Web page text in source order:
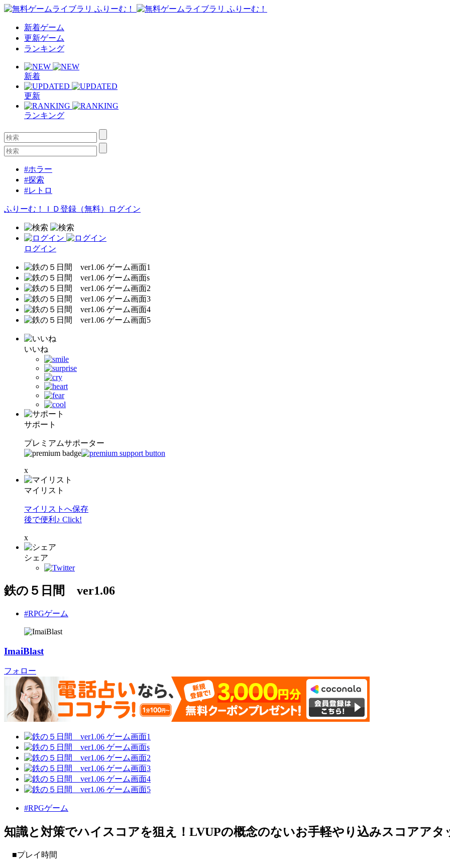
新着ゲーム
更新ゲーム
ランキング
新着
更新
ランキング
#ホラー
#探索
#レトロ
ふりーむ！ＩＤ登録（無料） ログイン
ログイン
いいね
サポート
プレミアムサポーター
x
マイリスト
マイリストへ保存
後で便利♪ Click!
x
シェア
鉄の５日間 ver1.06
#RPGゲーム
ImaiBlast
フォロー
#RPGゲーム
知識と対策でハイスコアを狙え！LVUPの概念のないお手軽やり込みスコアアタ
■プレイ時間